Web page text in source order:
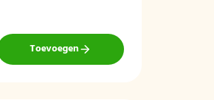
Toevoegen